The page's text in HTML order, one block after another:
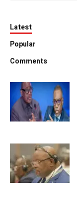
Latest
Popular
Comments